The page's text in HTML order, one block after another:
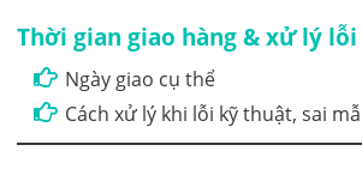
Thời gian giao hàng & xử lý lỗi
Ngày giao cụ thể
Cách xử lý khi lỗi kỹ thuật, sai